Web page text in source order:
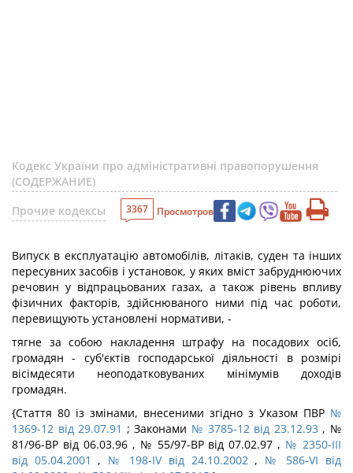
Кодекс України про адміністративні правопорушення
(СОДЕРЖАНИЕ)
Прочие кодексы
3367 Просмотров
Випуск в експлуатацію автомобілів, літаків, суден та інших
пересувних засобів і установок, у яких вміст забруднюючих
речовин у відпрацьованих газах, а також рівень впливу
фізичних факторів, здійснюваного ними під час роботи,
перевищують установлені нормативи, -
тягне за собою накладення штрафу на посадових осіб,
громадян - суб'єктів господарської діяльності в розмірі
вісімдесяти неоподатковуваних мінімумів доходів
громадян.
{Стаття 80 із змінами, внесеними згідно з Указом ПВР №
1369-12 від 29.07.91 ; Законами № 3785-12 від 23.12.93 , №
81/96-ВР від 06.03.96 , № 55/97-ВР від 07.02.97 , № 2350-III
від 05.04.2001
, № 198-IV від 24.10.2002, № 586-VI від